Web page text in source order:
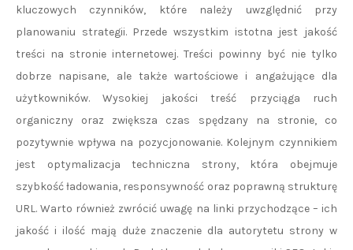
kluczowych czynników, które należy uwzględnić przy
planowaniu strategii. Przede wszystkim istotna jest jakość
treści na stronie internetowej. Treści powinny być nie tylko
dobrze napisane, ale także wartościowe i angażujące dla
użytkowników. Wysokiej jakości treść przyciąga ruch
organiczny oraz zwiększa czas spędzany na stronie, co
pozytywnie wpływa na pozycjonowanie. Kolejnym czynnikiem
jest optymalizacja techniczna strony, która obejmuje
szybkość ładowania, responsywność oraz poprawną strukturę
URL. Warto również zwrócić uwagę na linki przychodzące – ich
jakość i ilość mają duże znaczenie dla autorytetu strony w